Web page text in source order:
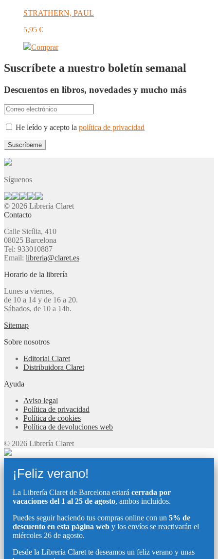
STRATHERN, PAUL
5,95 €
Comprar
Suscríbete a nuestro boletín semanal
Descuentos en libros, novedades y mucho más
He leído y acepto la política de privacidad
Síguenos
© 2026 Librería Claret
Contacto
Calle Sicília, 410
08025 Barcelona
Tel: 933010887
Email: libreria@claret.es
Horario de la librería
Lunes a viernes,
de 10 a 14 y de 16 a 20.
Sábados, de 10 a 14h.
Sitemap
Sobre nosotros
Editorial Claret
Distribuidora Claret
Ayuda
Aviso legal
Política de privacidad
Política de cookies
Política de devoluciones web
© 2026 Librería Claret
¡Feliz verano!
La Librería Claret de Barcelona estará cerrada por
vacaciones del 1 al 25 de agosto, ambos incluidos.
Puedes seguir haciendo tus compras online con un 5% de
descuento en esta página web y los envíos se reactivarán el
miércoles 26 de agosto.
Desde la Librería Claret te deseamos un feliz verano y unas